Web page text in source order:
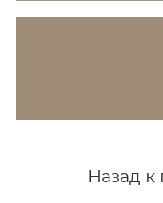
Назад к